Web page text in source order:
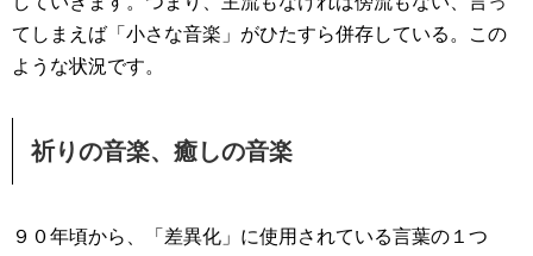
てしまえば「小さな音楽」がひたすら併存している。この
ような状況です。
祈りの音楽、癒しの音楽
９０年頃から、「差異化」に使用されている言葉の１つ